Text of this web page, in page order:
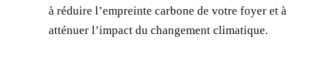
à réduire l’empreinte carbone de votre foyer et à
atténuer l’impact du changement climatique.